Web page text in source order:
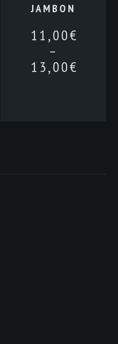
JAMBON
11,00€
–
13,00€